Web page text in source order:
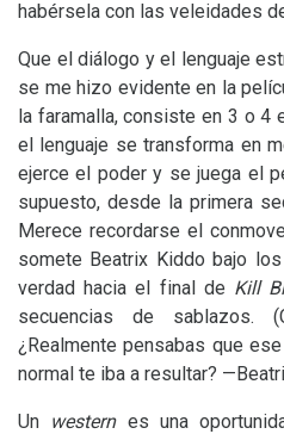
habérsela con las veleidades
Que el diálogo y el lenguaje
se me hizo evidente en la
la faramalla, consiste en 3 o 4
el lenguaje se transforma en
ejerce el poder y se juega el
supuesto, desde la primera
Merece recordarse el
somete Beatrix Kiddo bajo
verdad hacia el final de Kill
secuencias de sablazos.
¿Realmente pensabas que
normal te iba a resultar?
Un western es una